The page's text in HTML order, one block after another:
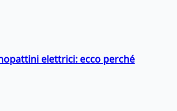
elettrici: ecco perché